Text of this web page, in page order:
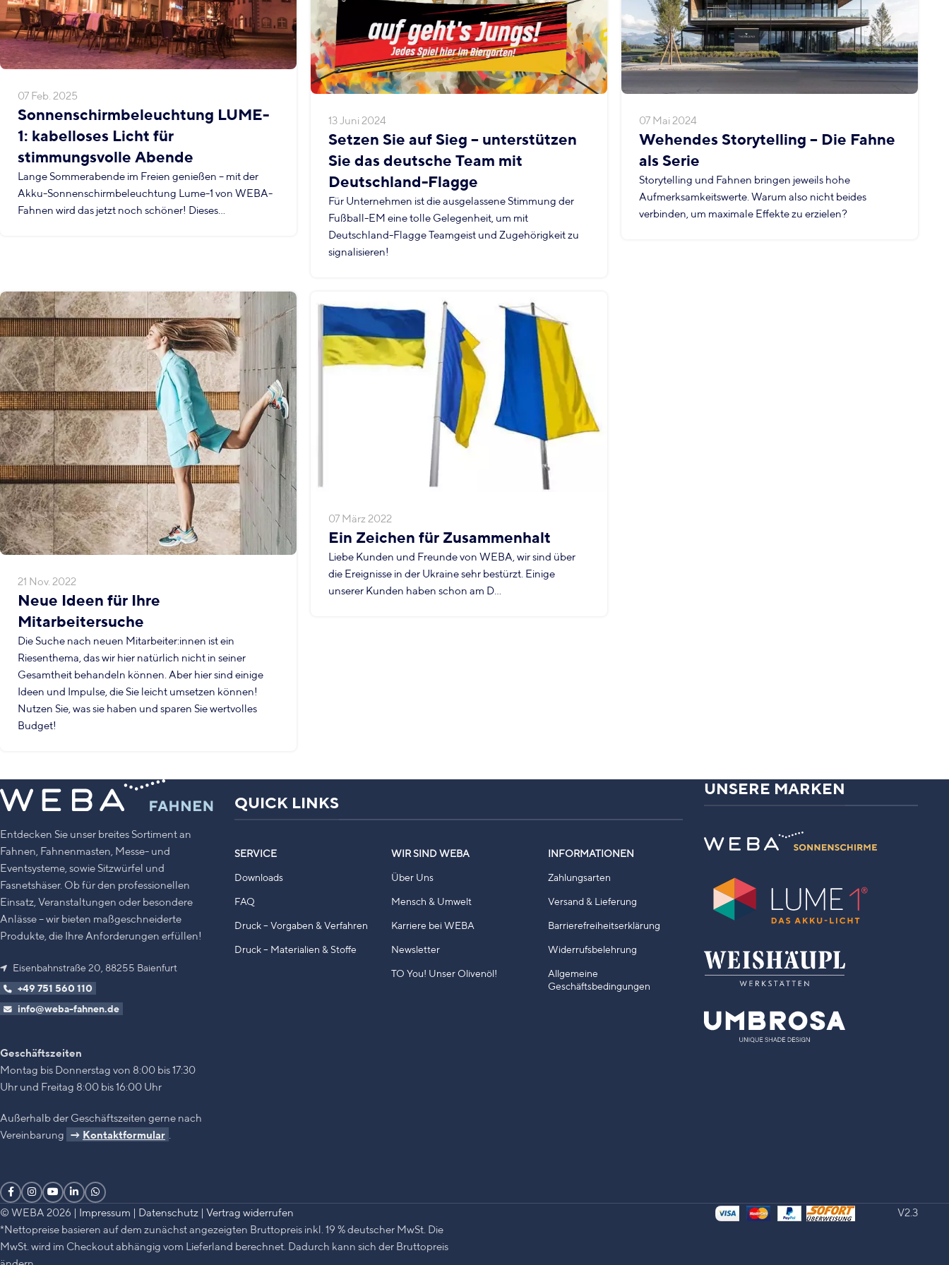
07 Feb. 2025
Sonnenschirmbeleuchtung LUME-
1: kabelloses Licht für
stimmungsvolle Abende
Lange Sommerabende im Freien genießen – mit der
Akku-Sonnenschirmbeleuchtung Lume-1 von WEBA-
Fahnen wird das jetzt noch schöner! Dieses...
13 Juni 2024
Setzen Sie auf Sieg – unterstützen
Sie das deutsche Team mit
Deutschland-Flagge
Für Unternehmen ist die ausgelassene Stimmung der
Fußball-EM eine tolle Gelegenheit, um mit
Deutschland-Flagge Teamgeist und Zugehörigkeit zu
signalisieren!
07 Mai 2024
Wehendes Storytelling – Die Fahne
als Serie
Storytelling und Fahnen bringen jeweils hohe
Aufmerksamkeitswerte. Warum also nicht beides
verbinden, um maximale Effekte zu erzielen?
21 Nov. 2022
Neue Ideen für Ihre
Mitarbeitersuche
Die Suche nach neuen Mitarbeiter:innen ist ein
Riesenthema, das wir hier natürlich nicht in seiner
Gesamtheit behandeln können. Aber hier sind einige
Ideen und Impulse, die Sie leicht umsetzen können!
Nutzen Sie, was sie haben und sparen Sie wertvolles
Budget!
07 März 2022
Ein Zeichen für Zusammenhalt
Liebe Kunden und Freunde von WEBA, wir sind über
die Ereignisse in der Ukraine sehr bestürzt. Einige
unserer Kunden haben schon am D...
Entdecken Sie unser breites Sortiment an
Fahnen, Fahnenmasten, Messe- und
Eventsysteme, sowie Sitzwürfel und
Fasnetshäser. Ob für den professionellen
Einsatz, Veranstaltungen oder besondere
Anlässe – wir bieten maßgeschneiderte
Produkte, die Ihre Anforderungen erfüllen!
Eisenbahnstraße 20, 88255 Baienfurt
+49 751 560 110
info@weba-fahnen.de
Geschäftszeiten
Montag bis Donnerstag von 8:00 bis 17:30
Uhr und Freitag 8:00 bis 16:00 Uhr
Außerhalb der Geschäftszeiten gerne nach
Vereinbarung → Kontaktformular
QUICK LINKS
SERVICE
Downloads
FAQ
Druck – Vorgaben & Verfahren
Druck – Materialien & Stoffe
WIR SIND WEBA
Über Uns
Mensch & Umwelt
Karriere bei WEBA
Newsletter
TO You! Unser Olivenöl!
INFORMATIONEN
Zahlungsarten
Versand & Lieferung
Barrierefreiheitserklärung
Widerrufsbelehrung
Allgemeine
Geschäftsbedingungen
UNSERE MARKEN
© WEBA 2026 | Impressum | Datenschutz | Vertrag widerrufen
*Nettopreise basieren auf dem zunächst angezeigten Bruttopreis inkl. 19 % deutscher MwSt. Die
MwSt. wird im Checkout abhängig vom Lieferland berechnet. Dadurch kann sich der Bruttopreis
V2.3